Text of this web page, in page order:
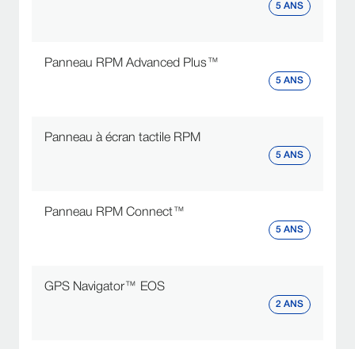
5 ANS
Panneau RPM Advanced Plus™
5 ANS
Panneau à écran tactile RPM
5 ANS
Panneau RPM Connect™
5 ANS
GPS Navigator™ EOS
2 ANS